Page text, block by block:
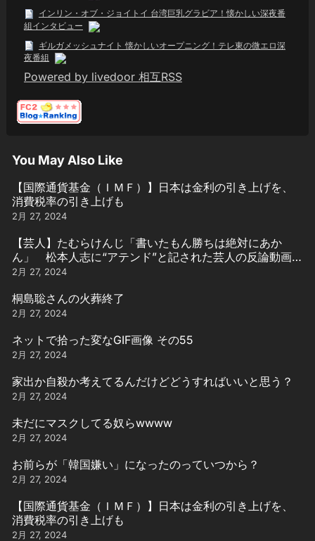
インリン・オブ・ジョイトイ 台湾巨乳グラビア！懐かしい深夜番
組インタビュー
ギルガメッシュナイト 懐かしいオープニング！テレ東の微エロ深
夜番組
Powered by livedoor 相互RSS
You May Also Like
【国際通貨基金（ＩＭＦ）】日本は金利の引き上げを、
消費税率の引き上げも
2月 27, 2024
【芸人】たむらけんじ「書いたもん勝ちは絶対にあか
ん」 松本人志に“アテンド”と記された芸人の反論動画引
用
2月 27, 2024
桐島聡さんの火葬終了
2月 27, 2024
ネットで拾った変なGIF画像 その55
2月 27, 2024
家出か自殺か考えてるんだけどどうすればいいと思う？
2月 27, 2024
未だにマスクしてる奴らwwww
2月 27, 2024
お前らが「韓国嫌い」になったのっていつから？
2月 27, 2024
【国際通貨基金（ＩＭＦ）】日本は金利の引き上げを、
消費税率の引き上げも
2月 27, 2024